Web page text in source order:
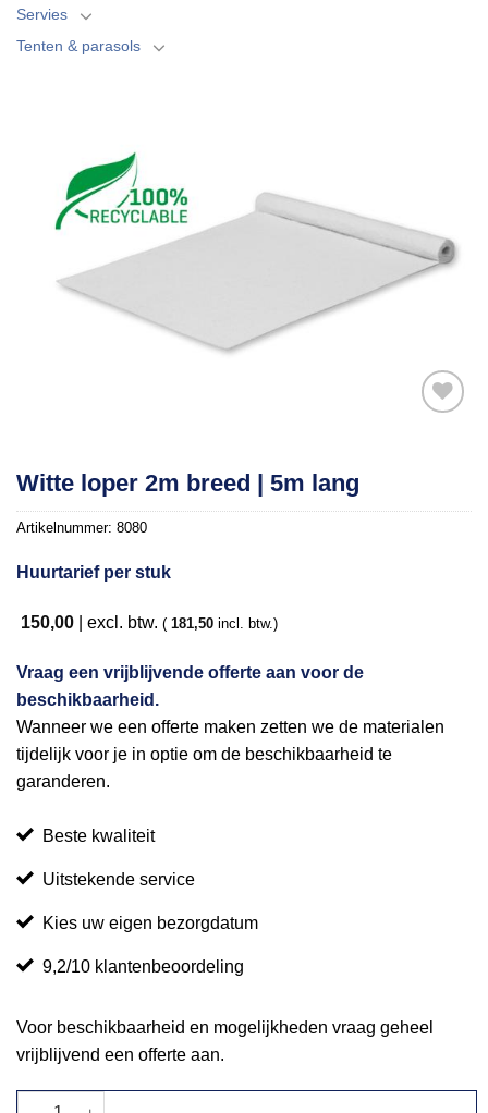
Servies
Tenten & parasols
verlanglijst
Witte loper 2m breed | 5m lang
Artikelnummer: 8080
Huurtarief per stuk
150,00 | excl. btw. ( 181,50 incl. btw.)
Vraag een vrijblijvende offerte aan voor de
beschikbaarheid.
Wanneer we een offerte maken zetten we de materialen
tijdelijk voor je in optie om de beschikbaarheid te
garanderen.
Beste kwaliteit
Uitstekende service
Kies uw eigen bezorgdatum
9,2/10 klantenbeoordeling
Voor beschikbaarheid en mogelijkheden vraag geheel
vrijblijvend een offerte aan.
Witte loper 2m breed | 5m lang aantal